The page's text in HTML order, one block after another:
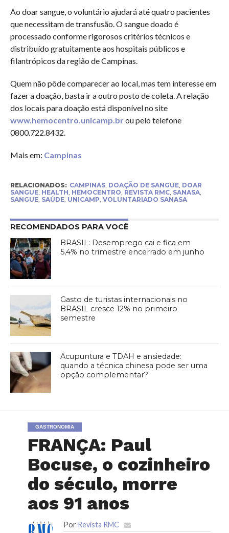
Ao doar sangue, o voluntário ajudará até quatro pacientes
que necessitam de transfusão. O sangue doado é
processado conforme rigorosos critérios técnicos e
distribuído gratuitamente aos hospitais públicos e
filantrópicos da região de Campinas.
Quem não pôde comparecer ao local, mas tem interesse em
fazer a doação, basta ir a outro posto de coleta. A relação
dos locais para doação está disponível no site
www.hemocentro.unicamp.brou pelo telefone
0800.722.8432.
Mais em: Campinas
RELACIONADOS: CAMPINAS, DOAÇÃO DE SANGUE, DOAR
SANGUE, HEALTH HEMOCENTRO REVISTA RMC, SANASA,
SANGUE, SAÚDE, UNICAMP VOLUNTARIADO SANASA
RECOMENDADOS PARA VOCÊ
BRASIL: Desemprego cai e fica em
5,4% no trimestre encerrado em junho
Gasto de turistas internacionais no
BRASIL cresce 12% no primeiro
semestre
Acupuntura e TDAH e ansiedade:
quando a técnica chinesa pode ser uma
opção complementar?
GASTRONOMIA
FRANÇA: Paul
Bocuse, o cozinheiro
do século, morre
aos 91 anos
Por Revista RMC